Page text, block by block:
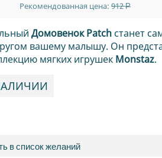
Рекомендованная цена: 912 Р
Домовенок Patch станет
вашему малышу. Он
мягких игрушек Monstaz.
в список желаний